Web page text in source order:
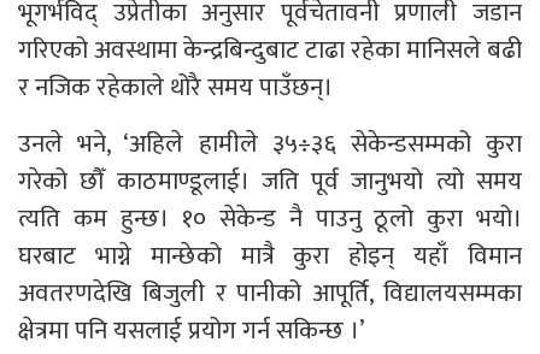
भूगर्भविद् उप्रेतीका अनुसार पूर्वचेतावनी प्रणाली जडान
गरिएको अवस्थामा केन्द्रबिन्दुबाट टाढा रहेका मानिसले बढी
र नजिक रहेकाले थोरै समय पाउँछन्।
उनले भने, ‘अहिले हामीले ३५÷३६ सेकेन्डसम्मको कुरा
गरेको छौँ काठमाण्डूलाई। जति पूर्व जानुभयो त्यो समय
त्यति कम हुन्छ। १० सेकेन्ड नै पाउनु ठूलो कुरा भयो।
घरबाट भाग्ने मान्छेको मात्रै कुरा होइन् यहाँ विमान
अवतरणदेखि बिजुली र पानीको आपूर्ति, विद्यालयसम्मका
क्षेत्रमा पनि यसलाई प्रयोग गर्न सकिन्छ ।’